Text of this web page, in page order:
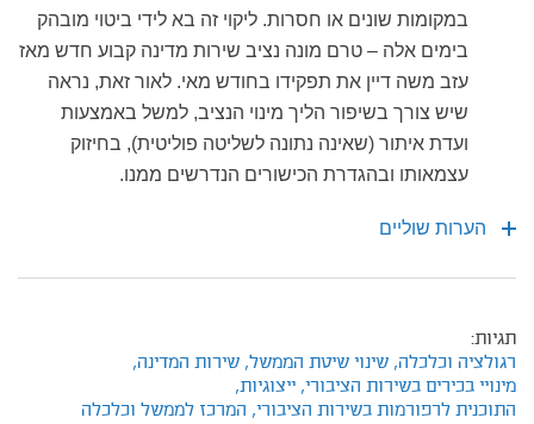
במקומות שונים או חסרות. ליקוי זה בא לידי ביטוי מובהק
בימים אלה – טרם מונה נציב שירות מדינה קבוע חדש מאז
עזב משה דיין את תפקידו בחודש מאי. לאור זאת, נראה
שיש צורך בשיפור הליך מינוי הנציב, למשל באמצעות
ועדת איתור (שאינה נתונה לשליטה פוליטית), בחיזוק
עצמאותו ובהגדרת הכישורים הנדרשים ממנו.
הערות שוליים
תגיות:
רגולציה וכלכלה, שינוי שיטת הממשל, שירות המדינה,
מינויי בכירים בשירות הציבורי, ייצוגיות,
התוכנית לרפורמות בשירות הציבורי, המרכז לממשל וכלכלה